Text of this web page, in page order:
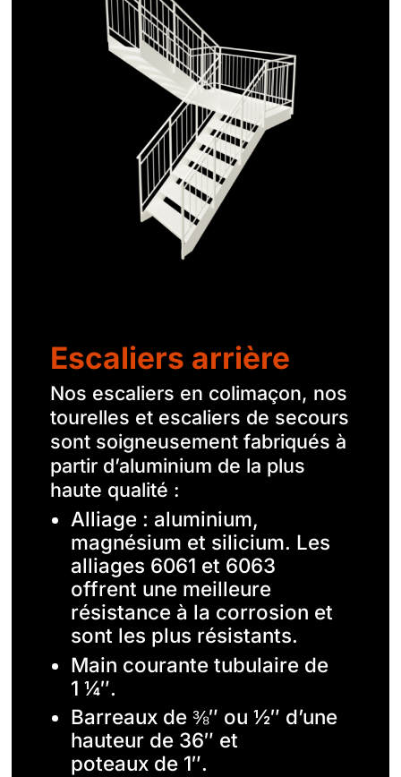
Escaliers arrière
Nos escaliers en colimaçon, nos
tourelles et escaliers de secours
sont soigneusement fabriqués à
partir d’aluminium de la plus
haute qualité :
Alliage : aluminium,
magnésium et silicium. Les
alliages 6061 et 6063
offrent une meilleure
résistance à la corrosion et
sont les plus résistants.
Main courante tubulaire de
1 ¼″.
Barreaux de ⅜″ ou ½″ d’une
hauteur de 36″ et
poteaux de 1″.